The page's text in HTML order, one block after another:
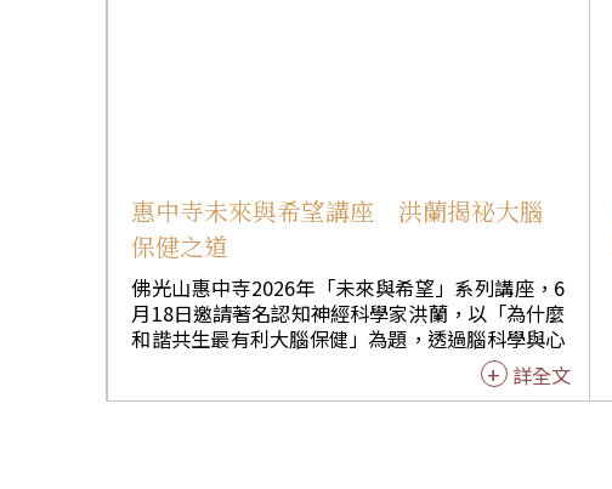
為種子，必須放在對的環境與土壤中才能發芽。他
以自身為例，說明自己並非各項技能的頂尖第一，
但透過將閱讀、寫作與演講等能力進行「排列組
合」，並依據自身內向的特質設計工作流程，成功
創造出獨特的個人價值。 針對面臨職涯轉折或人生
中場的聽眾，瓦基則以F1賽車為喻，重新詮釋挑戰
極限的意義。他指出，賽車手之所以能以時速300
公里挑戰極限，並非盲目冒險，而是在專業團隊、
完善維護及專屬賽道的支撐下進行。這說明挑戰舒
惠中寺未來與希望講座 洪蘭揭祕大腦
保健之道
佛光山惠中寺2026年「未來與希望」系列講座，6
月18日邀請著名認知神經科學家洪蘭，以「為什麼
和諧共生最有利大腦保健」為題，透過腦科學與心
理學實驗，向大眾闡述大腦資源分配規律、情緒與
健康的直接關聯。近600位民眾到場聆聽，線上同
詳全文